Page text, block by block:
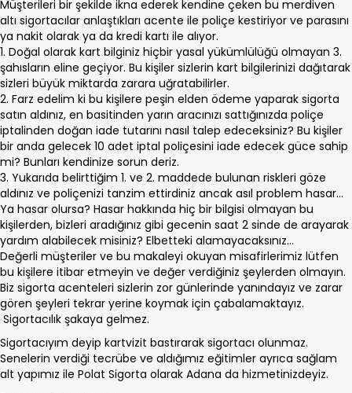
Müşterileri bir şekilde ikna ederek kendine çeken bu merdiven
altı sigortacılar anlaştıkları acente ile poliçe kestiriyor ve parasını
ya nakit olarak ya da kredi kartı ile alıyor.
1. Doğal olarak kart bilginiz hiçbir yasal yükümlülüğü olmayan 3.
şahısların eline geçiyor. Bu kişiler sizlerin kart bilgilerinizi dağıtarak
sizleri büyük miktarda zarara uğratabilirler.
2. Farz edelim ki bu kişilere peşin elden ödeme yaparak sigorta
satın aldınız, en basitinden yarın aracınızı sattığınızda poliçe
iptalinden doğan iade tutarını nasıl talep edeceksiniz? Bu kişiler
bir anda gelecek 10 adet iptal poliçesini iade edecek güce sahip
mi? Bunları kendinize sorun deriz.
3. Yukarıda belirttiğim 1. ve 2. maddede bulunan riskleri göze
aldınız ve poliçenizi tanzim ettirdiniz ancak asıl problem hasar...
Ya hasar olursa? Hasar hakkında hiç bir bilgisi olmayan bu
kişilerden, bizleri aradığınız gibi gecenin saat 2 sinde de arayarak
yardım alabilecek misiniz? Elbetteki alamayacaksınız...
Değerli müşteriler ve bu makaleyi okuyan misafirlerimiz lütfen
bu kişilere itibar etmeyin ve değer verdiğiniz şeylerden olmayın.
Biz sigorta acenteleri sizlerin zor günlerinde yanındayız ve zarar
gören şeyleri tekrar yerine koymak için çabalamaktayız.
Sigortacılık şakaya gelmez.
Sigortacıyım deyip kartvizit bastırarak sigortacı olunmaz.
Senelerin verdiği tecrübe ve aldığımız eğitimler ayrıca sağlam
alt yapımız ile Polat Sigorta olarak Adana da hizmetinizdeyiz.